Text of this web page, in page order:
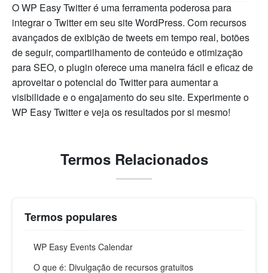
O WP Easy Twitter é uma ferramenta poderosa para
integrar o Twitter em seu site WordPress. Com recursos
avançados de exibição de tweets em tempo real, botões
de seguir, compartilhamento de conteúdo e otimização
para SEO, o plugin oferece uma maneira fácil e eficaz de
aproveitar o potencial do Twitter para aumentar a
visibilidade e o engajamento do seu site. Experimente o
WP Easy Twitter e veja os resultados por si mesmo!
Termos Relacionados
Termos populares
WP Easy Events Calendar
O que é: Divulgação de recursos gratuitos